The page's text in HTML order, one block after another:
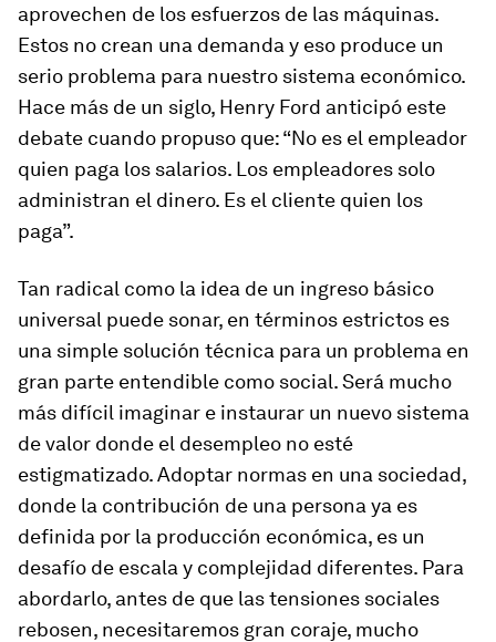
aprovechen de los esfuerzos de las máquinas.
Estos no crean una demanda y eso produce un
serio problema para nuestro sistema económico.
Hace más de un siglo, Henry Ford anticipó este
debate cuando propuso que: “No es el empleador
quien paga los salarios. Los empleadores solo
administran el dinero. Es el cliente quien los
paga”.
Tan radical como la idea de un ingreso básico
universal puede sonar, en términos estrictos es
una simple solución técnica para un problema en
gran parte entendible como social. Será mucho
más difícil imaginar e instaurar un nuevo sistema
de valor donde el desempleo no esté
estigmatizado. Adoptar normas en una sociedad,
donde la contribución de una persona ya es
definida por la producción económica, es un
desafío de escala y complejidad diferentes. Para
abordarlo, antes de que las tensiones sociales
rebosen, necesitaremos gran coraje, mucho